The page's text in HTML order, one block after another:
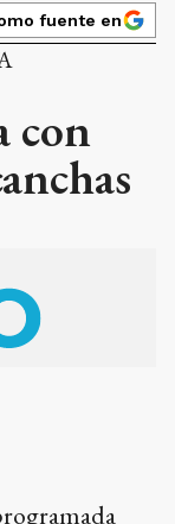
fuente en
con